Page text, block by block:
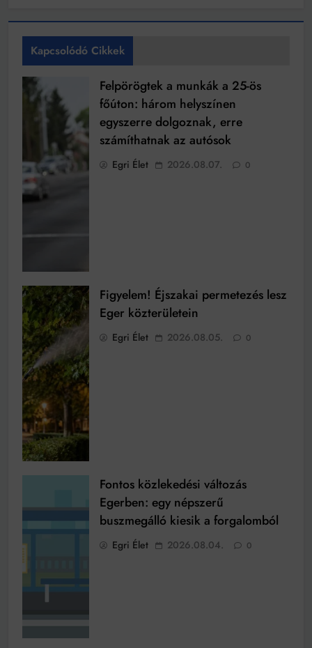
Kapcsolódó Cikkek
Felpörögtek a munkák a 25-ös
főúton: három helyszínen
egyszerre dolgoznak, erre
számíthatnak az autósok
Egri Élet 2026.08.07. 0
Figyelem! Éjszakai permetezés lesz
Eger közterületein
Egri Élet 2026.08.05. 0
Fontos közlekedési változás
Egerben: egy népszerű
buszmegálló kiesik a forgalomból
Egri Élet 2026.08.04. 0